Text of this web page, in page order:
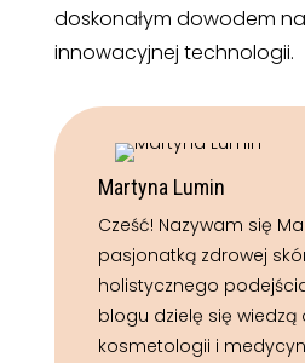
doskonałym dowodem
innowacyjnej technologii.
Martyna Lumin
Cześć! Nazywam się
pasjonatką zdrowej
holistycznego
blogu dzielę się wiedzą
kosmetologii i